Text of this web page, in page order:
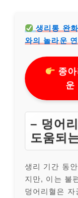
생리통 완
와의 놀라운
종
운
– 덩어
도움되
생리 기간 동안
지만, 이는 불
덩어리혈은